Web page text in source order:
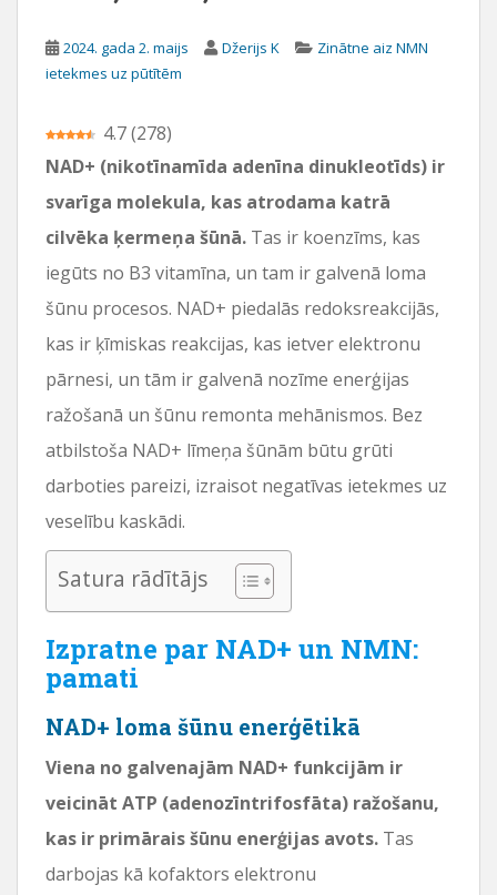
2024. gada 2. maijs Džerijs K
Zinātne aiz NMN
ietekmes uz pūtītēm
4.7(278)
NAD+ (nikotīnamīda adenīna dinukleotīds) ir
svarīga molekula, kas atrodama katrā
cilvēka ķermeņa šūnā. Tas ir koenzīms, kas
iegūts no B3 vitamīna, un tam ir galvenā loma
šūnu procesos. NAD+ piedalās redoksreakcijās,
kas ir ķīmiskas reakcijas, kas ietver elektronu
pārnesi, un tām ir galvenā nozīme enerģijas
ražošanā un šūnu remonta mehānismos. Bez
atbilstoša NAD+ līmeņa šūnām būtu grūti
darboties pareizi, izraisot negatīvas ietekmes uz
veselību kaskādi.
Satura rādītājs
Izpratne par NAD+ un NMN:
pamati
NAD+ loma šūnu enerģētikā
Viena no galvenajām NAD+ funkcijām ir
veicināt ATP (adenozīntrifosfāta) ražošanu,
kas ir primārais šūnu enerģijas avots. Tas
darbojas kā kofaktors elektronu